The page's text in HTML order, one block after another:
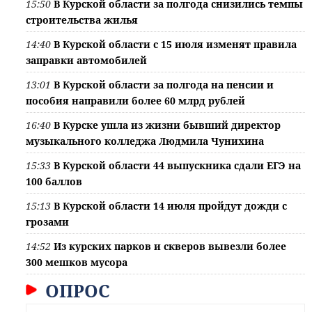
15:50 В Курской области за полгода снизились темпы
строительства жилья
14:40 В Курской области с 15 июля изменят правила
заправки автомобилей
13:01 В Курской области за полгода на пенсии и
пособия направили более 60 млрд рублей
16:40 В Курске ушла из жизни бывший директор
музыкального колледжа Людмила Чунихина
15:33 В Курской области 44 выпускника сдали ЕГЭ на
100 баллов
15:13 В Курской области 14 июля пройдут дожди с
грозами
14:52 Из курских парков и скверов вывезли более
300 мешков мусора
ОПРОС